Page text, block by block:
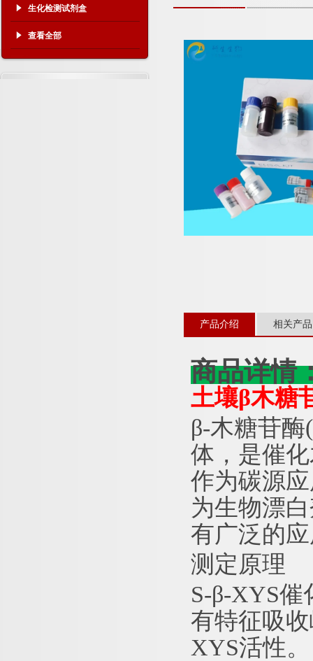
生化检测试剂盒
查看全部
产品介绍 相关产品
商品详情
土壤β木糖
β-木糖苷酶
体，是催
作为碳源
为生物漂
有广泛的
测定原理
S-β-XYS催
有特征吸
XYS活性。